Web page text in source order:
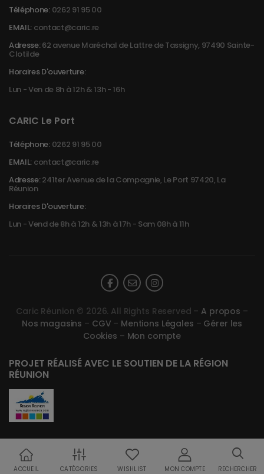
Téléphone: 0262 91 95 00
EMAIL: contact@caric.re
Adresse:62 avenue Maréchal de Lattre de Tassigny, 97490 Sainte-
Clotilde
Horaires D'ouverture:
Lun - Ven de 8h à 12h & 13h - 16h
CARIC Le Port
Téléphone: 0262 91 95 00
EMAIL: contact@caric.re
Adresse:241ter Avenue de la Compagnie, Le Port 97420, La
Réunion
Horaires D'ouverture:
Lun - Vend de 8h à 12h & 13h à 17h - Sam 08h à 11h
Caric Réunion © 2026. All Rights Reserved – A propos –
Nos magasins – CGV – Mentions Légales – Gérer les
Cookies – Mon compte
PROJET RÉALISÉ AVEC LE SOUTIEN DE LA RÉGION
RÉUNION
ACCUEIL CATÉGORIES WISHLIST MON COMPTE RECHERCHER